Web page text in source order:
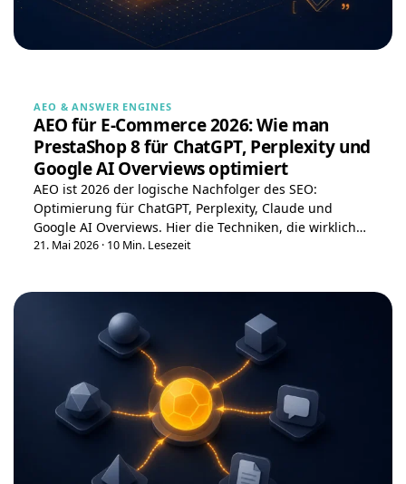
AEO & ANSWER ENGINES
AEO für E-Commerce 2026: Wie man
PrestaShop 8 für ChatGPT, Perplexity und
Google AI Overviews optimiert
AEO ist 2026 der logische Nachfolger des SEO:
Optimierung für ChatGPT, Perplexity, Claude und
Google AI Overviews. Hier die Techniken, die wirklich
auf PrestaShop 8 funktionieren — llms.txt, FAQ-
21. Mai 2026 · 10 Min. Lesezeit